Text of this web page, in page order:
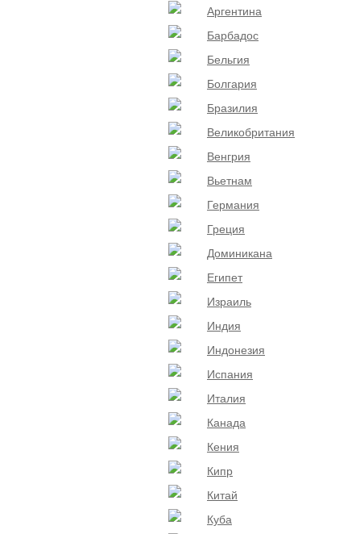
Аргентина
Барбадос
Бельгия
Болгария
Бразилия
Великобритания
Венгрия
Вьетнам
Германия
Греция
Доминикана
Египет
Израиль
Индия
Индонезия
Испания
Италия
Канада
Кения
Кипр
Китай
Куба